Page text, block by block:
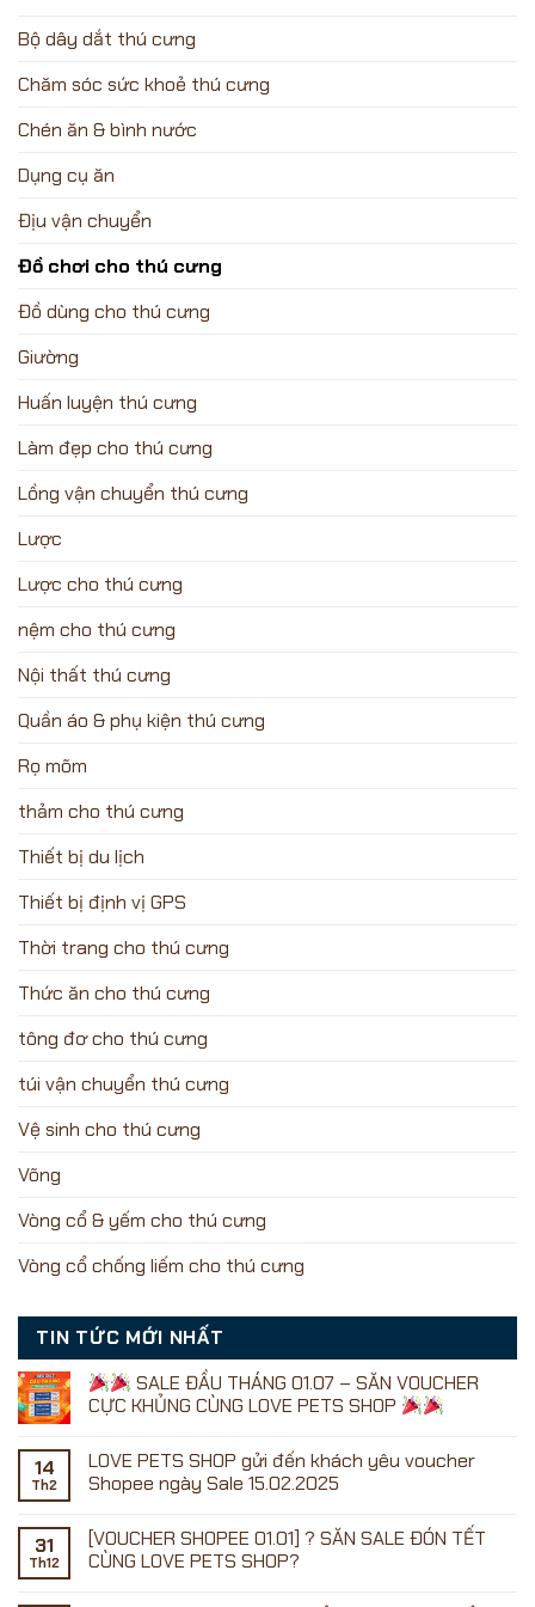
Bộ dây dắt thú cưng
Chăm sóc sức khoẻ thú cưng
Chén ăn & bình nước
Dụng cụ ăn
Địu vận chuyển
Đồ chơi cho thú cưng
Đồ dùng cho thú cưng
Giường
Huấn luyện thú cưng
Làm đẹp cho thú cưng
Lồng vận chuyển thú cưng
Lược
Lược cho thú cưng
nệm cho thú cưng
Nội thất thú cưng
Quần áo & phụ kiện thú cưng
Rọ mõm
thảm cho thú cưng
Thiết bị du lịch
Thiết bị định vị GPS
Thời trang cho thú cưng
Thức ăn cho thú cưng
tông đơ cho thú cưng
túi vận chuyển thú cưng
Vệ sinh cho thú cưng
Võng
Vòng cổ & yếm cho thú cưng
Vòng cổ chống liếm cho thú cưng
TIN TỨC MỚI NHẤT
SALE ĐẦU THÁNG 01.07 – SĂN VOUCHER
CỰC KHỦNG CÙNG LOVE PETS SHOP
bình
luận
ở
SALE
ĐẦU
THÁNG
14
Th2
LOVE PETS SHOP gửi đến khách yêu voucher
Shopee ngày Sale 15.02.2025
bình
luận
ở
31
Th12
[VOUCHER SHOPEE 01.01] ? SĂN SALE ĐÓN TẾT
CÙNG LOVE PETS SHOP?